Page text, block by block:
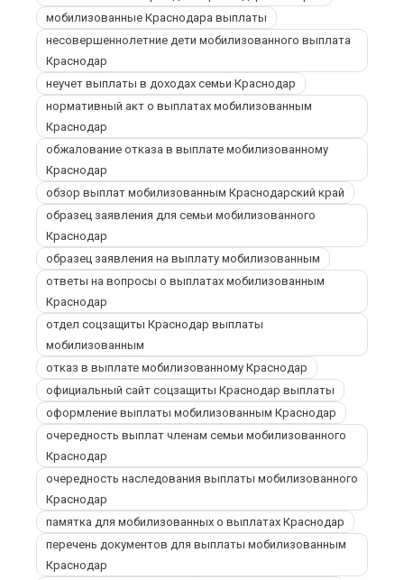
мобилизованные Краснодара выплаты
несовершеннолетние дети мобилизованного выплата
Краснодар
неучет выплаты в доходах семьи Краснодар
нормативный акт о выплатах мобилизованным
Краснодар
обжалование отказа в выплате мобилизованному
Краснодар
обзор выплат мобилизованным Краснодарский край
образец заявления для семьи мобилизованного
Краснодар
образец заявления на выплату мобилизованным
ответы на вопросы о выплатах мобилизованным
Краснодар
отдел соцзащиты Краснодар выплаты
мобилизованным
отказ в выплате мобилизованному Краснодар
официальный сайт соцзащиты Краснодар выплаты
оформление выплаты мобилизованным Краснодар
очередность выплат членам семьи мобилизованного
Краснодар
очередность наследования выплаты мобилизованного
Краснодар
памятка для мобилизованных о выплатах Краснодар
перечень документов для выплаты мобилизованным
Краснодар